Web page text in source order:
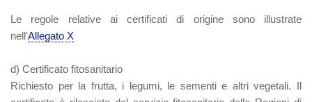
Le regole relative ai certificati di origine sono illustrate
nell'Allegato X
d) Certificato fitosanitario
Richiesto per la frutta, i legumi, le sementi e altri vegetali. Il